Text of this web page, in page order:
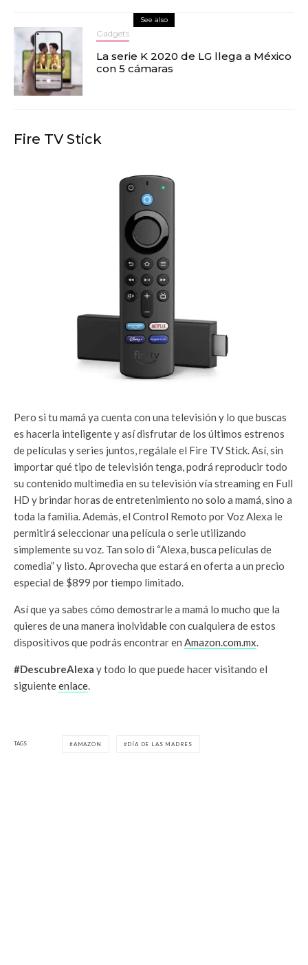
See also
Gadgets
La serie K 2020 de LG llega a México
con 5 cámaras
Fire TV Stick
Pero si tu mamá ya cuenta con una televisión y lo que buscas
es hacerla inteligente y así disfrutar de los últimos estrenos
de películas y series juntos, regálale el Fire TV Stick. Así, sin
importar qué tipo de televisión tenga, podrá reproducir todo
su contenido multimedia en su televisión vía streaming en Full
HD y brindar horas de entretenimiento no solo a mamá, sino a
toda la familia. Además, el Control Remoto por Voz Alexa le
permitirá seleccionar una película o serie utilizando
simplemente su voz. Tan solo di “Alexa, busca películas de
comedia” y listo. Aprovecha que estará en oferta a un precio
especial de $899 por tiempo limitado.
Así que ya sabes cómo demostrarle a mamá lo mucho que la
quieres de una manera inolvidable con cualquiera de estos
dispositivos que podrás encontrar en Amazon.com.mx.
#DescubreAlexa y todo lo que puede hacer visitando el
siguienteenlace.
TAGS AMAZON DÍA DE LAS MADRES